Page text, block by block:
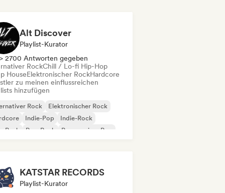
Alt Discover
Playlist-Kurator
2700 Antworten gegeben
RockChill / Lo-fi Hip-Hop
HouseElektronischer RockHardcore
zu meinen einflussreichen
hinzufügen
Rock
Elektronischer Rock
Indie-Pop
Indie-Rock
Punk
Pop-Rock Progressiver Pop
KATSTAR RECORDS
Playlist-Kurator